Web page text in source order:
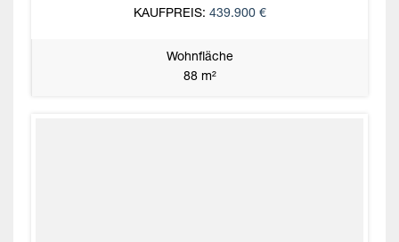
KAUFPREIS: 439.900 €
Wohnfläche
88 m²